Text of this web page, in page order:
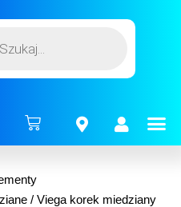
/ Viega korek miedziany